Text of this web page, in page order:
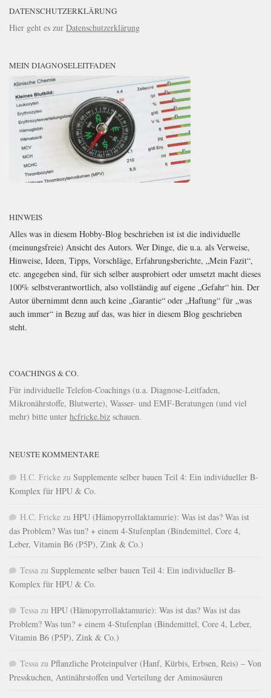
DATENSCHUTZERKLÄRUNG
Hier geht es zur Datenschutzerklärung
MEIN DIAGNOSELEITFADEN
HINWEIS
Alles was in diesem Hobby-Blog beschrieben ist ist die individuelle
(meinungsfreie) Ansicht des Autors. Wer Dinge, die u.a. als Verweise,
Hinweise, Ideen, Tipps, Vorschläge, Erfahrungsberichte, „Mein Fazit“,
etc. angegeben sind, für sich selber ausprobiert oder umsetzt macht dieses
100% selbstverantwortlich, also vollständig auf eigene „Gefahr“ hin. Der
Autor übernimmt denn auch keine „Garantie“ oder „Haftung“ für „was
auch immer“ in Bezug auf das, was hier in diesem Blog geschrieben
steht.
COACHINGS & CO.
Für individuelle Telefon-Coachings (u.a. Diagnose-Leitfaden,
Mikronährstoffe, Blutwerte), Wasser- und EMF-Beratungen (und viel
mehr) bitte unter hcfricke.biz schauen.
NEUSTE KOMMENTARE
H.C. Fricke zu Supplemente selber bauen Teil 4: Ein individueller B-
Komplex für HPU & Co.
H.C. Fricke zu HPU (Hämopyrrollaktamurie): Was ist das? Was ist
das Problem? Was tun? + einem 4-Stufenplan (Bindemittel, Core 4,
Leber, Vitamin B6 (P5P), Zink & Co.)
Tessa zu Supplemente selber bauen Teil 4: Ein individueller B-
Komplex für HPU & Co.
Tessa zu HPU (Hämopyrrollaktamurie): Was ist das? Was ist das
Problem? Was tun? + einem 4-Stufenplan (Bindemittel, Core 4, Leber,
Vitamin B6 (P5P), Zink & Co.)
Tessa zu Pflanzliche Proteinpulver (Hanf, Kürbis, Erbsen, Reis) – Von
Presskuchen, Antinährstoffen und Verteilung der Aminosäuren